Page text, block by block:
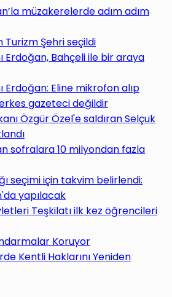
müzakerelerde adım adım
Turizm Şehri seçildi
Erdoğan, Bahçeli ile bir araya
Erdoğan: Eline mikrofon alıp
gazeteci değildir
Özgür Özel'e saldıran Selçuk
sofralara 10 milyondan fazla
seçimi için takvim belirlendi:
yapılacak
Teşkilatı ilk kez öğrencileri
Koruyor
Kentli Haklarını Yeniden